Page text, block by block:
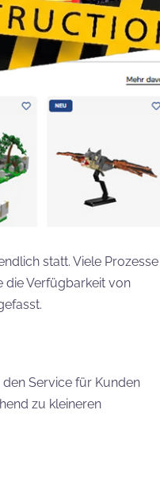
statt. Viele Prozesse
die Verfügbarkeit von
Service für Kunden
zu kleineren